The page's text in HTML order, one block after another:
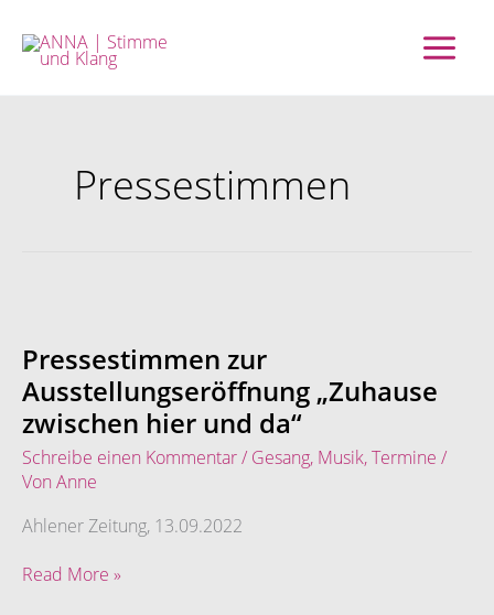
Inhalt
springen
Pressestimmen
Pressestimmen zur
Ausstellungseröffnung „Zuhause
zwischen hier und da“
Schreibe einen Kommentar/ Gesang, Musik,Termine /
Von Anne
Ahlener Zeitung, 13.09.2022
Ausstellungseröffnung
„Zuhause
zwischen
hier
und
da“
Read More »